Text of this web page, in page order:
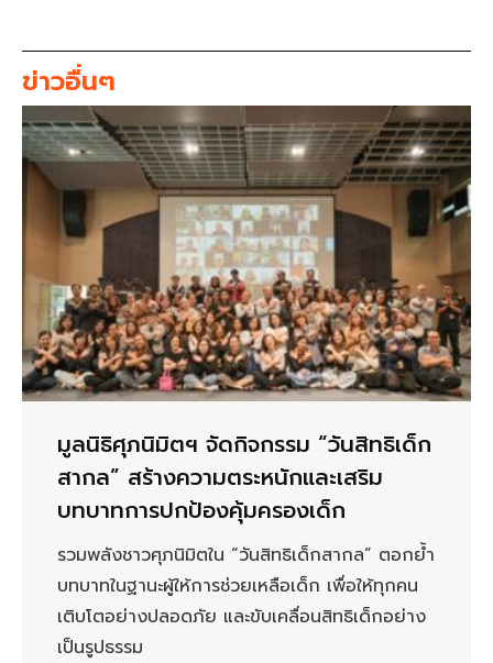
ข่าวอื่นๆ
มูลนิธิศุภนิมิตฯ จัดกิจกรรม “วันสิทธิเด็ก
สากล” สร้างความตระหนักและเสริม
บทบาทการปกป้องคุ้มครองเด็ก
รวมพลังชาวศุภนิมิตใน “วันสิทธิเด็กสากล” ตอกย้ำ
บทบาทในฐานะผู้ให้การช่วยเหลือเด็ก เพื่อให้ทุกคน
เติบโตอย่างปลอดภัย และขับเคลื่อนสิทธิเด็กอย่าง
เป็นรูปธรรม